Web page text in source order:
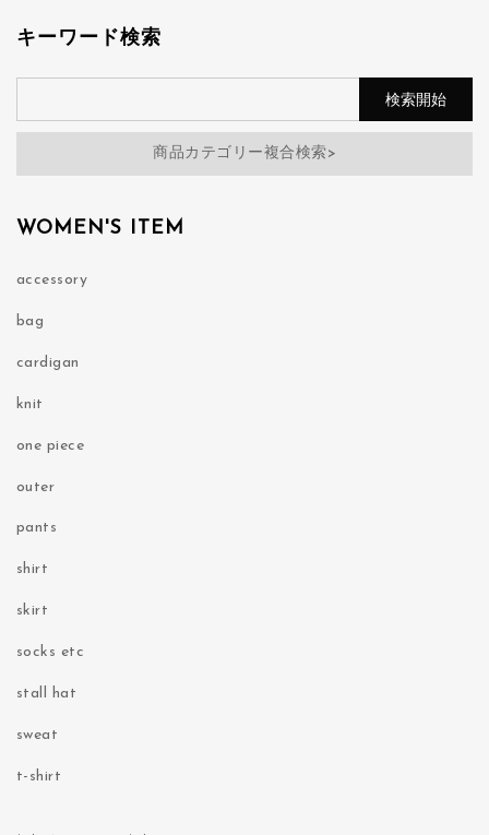
キーワード検索
商品カテゴリー複合検索>
WOMEN'S ITEM
accessory
bag
cardigan
knit
one piece
outer
pants
shirt
skirt
socks etc
stall hat
sweat
t-shirt